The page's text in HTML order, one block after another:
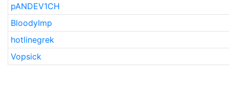
pANDEV1CH
BloodyImp
hotlinegrek
Vopsick